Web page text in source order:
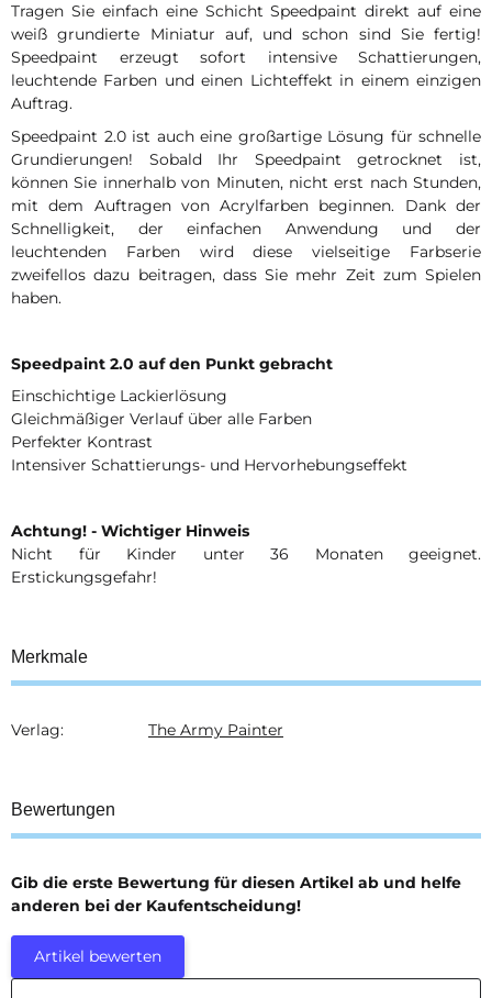
Tragen Sie einfach eine Schicht Speedpaint direkt auf eine
weiß grundierte Miniatur auf, und schon sind Sie fertig!
Speedpaint erzeugt sofort intensive Schattierungen,
leuchtende Farben und einen Lichteffekt in einem einzigen
Auftrag.
Speedpaint 2.0 ist auch eine großartige Lösung für schnelle
Grundierungen! Sobald Ihr Speedpaint getrocknet ist,
können Sie innerhalb von Minuten, nicht erst nach Stunden,
mit dem Auftragen von Acrylfarben beginnen. Dank der
Schnelligkeit, der einfachen Anwendung und der
leuchtenden Farben wird diese vielseitige Farbserie
zweifellos dazu beitragen, dass Sie mehr Zeit zum Spielen
haben.
Speedpaint 2.0 auf den Punkt gebracht
Einschichtige Lackierlösung
Gleichmäßiger Verlauf über alle Farben
Perfekter Kontrast
Intensiver Schattierungs- und Hervorhebungseffekt
Achtung! - Wichtiger Hinweis
Nicht für Kinder unter 36 Monaten geeignet.
Erstickungsgefahr!
Merkmale
Produkteigenschaft
Wert
Verlag: The Army Painter
Bewertungen
Gib die erste Bewertung für diesen Artikel ab und helfe
anderen bei der Kaufentscheidung!
Artikel bewerten